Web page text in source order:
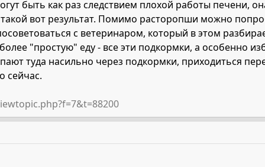
быть как раз следствием плохой работы печени,
вот результат. Помимо расторопши можно
с ветеринаром, который в этом
"простую" еду - все эти подкормки, а особенно
туда насильно через подкормки, приходиться
сейчас.